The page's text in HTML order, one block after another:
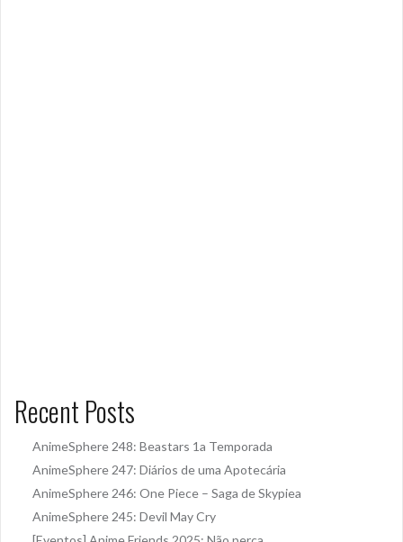
Recent Posts
AnimeSphere 248: Beastars 1a Temporada
AnimeSphere 247: Diários de uma Apotecária
AnimeSphere 246: One Piece – Saga de Skypiea
AnimeSphere 245: Devil May Cry